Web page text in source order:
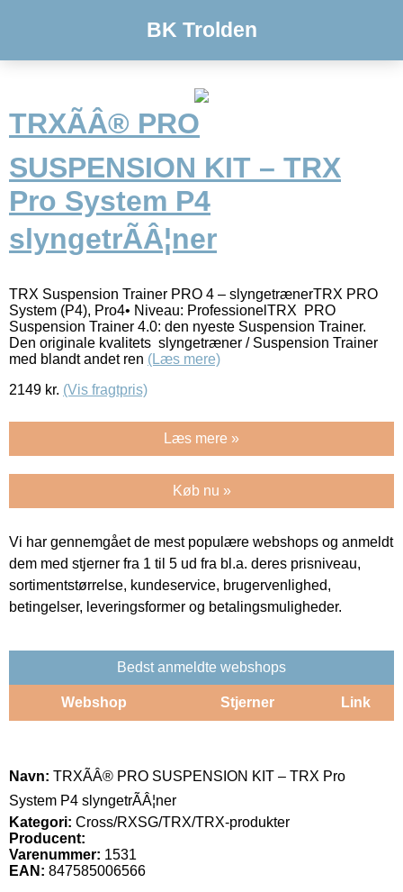
BK Trolden
TRXÃÂ® PRO
SUSPENSION KIT – TRX
Pro System P4
slyngetrÃÂ¦ner
TRX Suspension Trainer PRO 4 – slyngetrænerTRX PRO
System (P4), Pro4• Niveau: ProfessionelTRX PRO
Suspension Trainer 4.0: den nyeste Suspension Trainer.
Den originale kvalitets slyngetræner / Suspension Trainer
med blandt andet ren (Læs mere)
2149 kr. (Vis fragtpris)
Læs mere »
Køb nu »
Vi har gennemgået de mest populære webshops og anmeldt
dem med stjerner fra 1 til 5 ud fra bl.a. deres prisniveau,
sortimentstørrelse, kundeservice, brugervenlighed,
betingelser, leveringsformer og betalingsmuligheder.
Bedst anmeldte webshops
Webshop Stjerner Link
Navn: TRXÃÂ® PRO SUSPENSION KIT – TRX Pro
System P4 slyngetrÃÂ¦ner
Kategori: Cross/RXSG/TRX/TRX-produkter
Producent:
Varenummer: 1531
EAN: 847585006566